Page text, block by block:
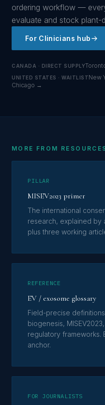
ordering workflow —
evaluate and stock plant-
For Clinicians hub
CANADA · DIRECT SUPPLY
UNITED STATES · WAITLISTNew
Chicago →
MORE FROM
PILLAR
MISEV2023 primer
The international
research, explained by
plus three working
REFERENCE
EV / exosome glossary
Field-precise
biogenesis,
regulatory frameworks.
anchor.
FOR JOURNALISTS